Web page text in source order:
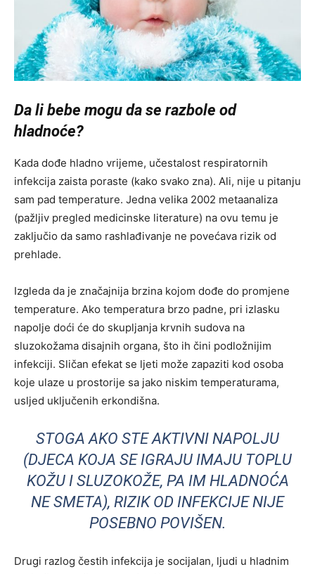
Da li bebe mogu da se razbole od
hladnoće?
Kada dođe hladno vrijeme, učestalost respiratornih
infekcija zaista poraste (kako svako zna). Ali, nije u pitanju
sam pad temperature. Jedna velika 2002 metaanaliza
(pažljiv pregled medicinske literature) na ovu temu je
zaključio da samo rashlađivanje ne povećava rizik od
prehlade.
Izgleda da je značajnija brzina kojom dođe do promjene
temperature. Ako temperatura brzo padne, pri izlasku
napolje doći će do skupljanja krvnih sudova na
sluzokožama disajnih organa, što ih čini podložnijim
infekciji. Sličan efekat se ljeti može zapaziti kod osoba
koje ulaze u prostorije sa jako niskim temperaturama,
usljed uključenih erkondišna.
STOGA AKO STE AKTIVNI NAPOLJU
(DJECA KOJA SE IGRAJU IMAJU TOPLU
KOŽU I SLUZOKOŽE, PA IM HLADNOĆA
NE SMETA), RIZIK OD INFEKCIJE NIJE
POSEBNO POVIŠEN.
Drugi razlog čestih infekcija je socijalan, ljudi u hladnim